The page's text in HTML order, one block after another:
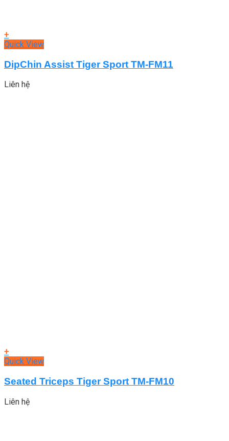
+
Quick View
DipChin Assist Tiger Sport TM-FM11
Liên hệ
+
Quick View
Seated Triceps Tiger Sport TM-FM10
Liên hệ